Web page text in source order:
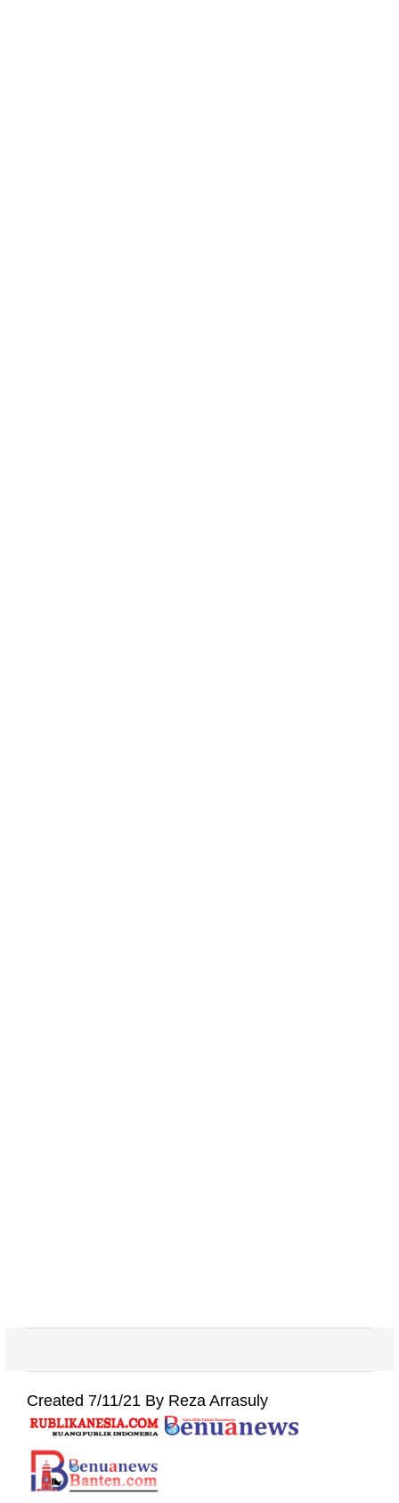
Created 7/11/21 By Reza Arrasuly